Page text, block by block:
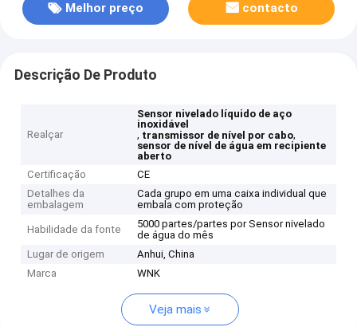
Melhor preço contacto
Descrição De Produto
Realçar
Sensor nivelado líquido de aço
inoxidável
, transmissor de nível por cabo,
sensor de nível de água em recipiente
aberto
Certificação
CE
Detalhes da
embalagem
Cada grupo em uma caixa individual que
embala com proteção
Habilidade da fonte
5000 partes/partes por Sensor nivelado
de água do mês
Lugar de origem
Anhui, China
Marca
WNK
Veja mais